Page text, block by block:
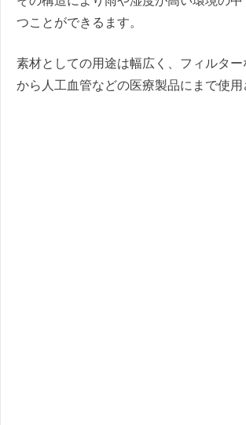
つことができるます。
素材としての用途は幅広く、フィルタ
から人工血管などの医療製品にまで使用